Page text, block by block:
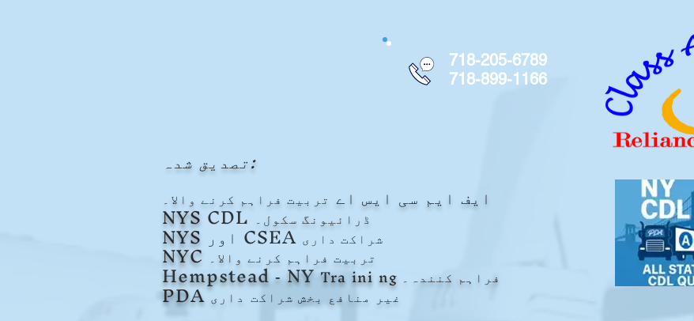
718-205-6789
718-899-1166
تصدیق شدہ:
ایف ایم سی ایس اے تربیت فراہم کرنے والا۔
NYSCDL ڈرائیونگ سکول۔ NYS اور CSEAشراکت داری NYC تربیت فراہم کرنے والا۔
Hempstead - NYTraini ng فراہم کنندہ۔ PDA غیر منافع بخششراکت داری